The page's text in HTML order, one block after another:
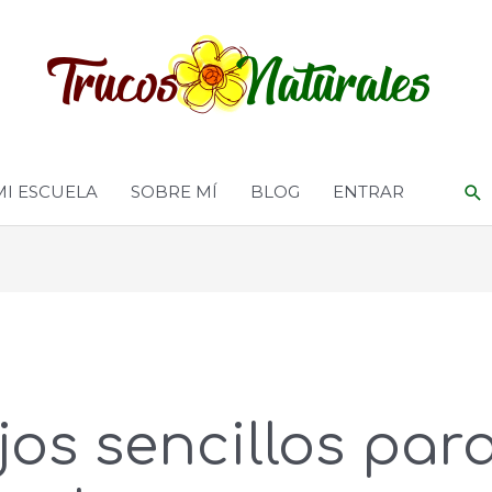
ESCUELA SOBRE MÍ BLOG ENTRAR
sencillos